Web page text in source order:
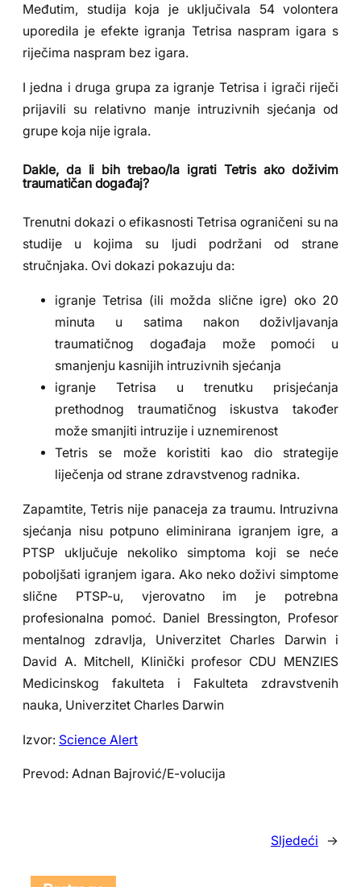
Međutim, studija koja je uključivala 54 volontera
uporedila je efekte igranja Tetrisa naspram igara s
riječima naspram bez igara.
I jedna i druga grupa za igranje Tetrisa i igrači riječi
prijavili su relativno manje intruzivnih sjećanja od
grupe koja nije igrala.
Dakle, da li bih trebao/la igrati Tetris ako doživim
traumatičan događaj?
Trenutni dokazi o efikasnosti Tetrisa ograničeni su na
studije u kojima su ljudi podržani od strane
stručnjaka. Ovi dokazi pokazuju da:
igranje Tetrisa (ili možda slične igre) oko 20
minuta u satima nakon doživljavanja
traumatičnog događaja može pomoći u
smanjenju kasnijih intruzivnih sjećanja
igranje Tetrisa u trenutku prisjećanja
prethodnog traumatičnog iskustva također
može smanjiti intruzije i uznemirenost
Tetris se može koristiti kao dio strategije
liječenja od strane zdravstvenog radnika.
Zapamtite, Tetris nije panaceja za traumu. Intruzivna
sjećanja nisu potpuno eliminirana igranjem igre, a
PTSP uključuje nekoliko simptoma koji se neće
poboljšati igranjem igara. Ako neko doživi simptome
slične PTSP-u, vjerovatno im je potrebna
profesionalna pomoć. Daniel Bressington, Profesor
mentalnog zdravlja, Univerzitet Charles Darwin i
David A. Mitchell, Klinički profesor CDU MENZIES
Medicinskog fakulteta i Fakulteta zdravstvenih
nauka, Univerzitet Charles Darwin
Izvor: Science Alert
Prevod: Adnan Bajrović/E-volucija
Sljedeći →